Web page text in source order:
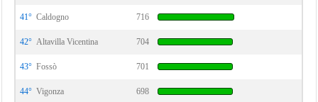
41° Caldogno 716
42° Altavilla Vicentina 704
43° Fossò 701
44° Vigonza 698